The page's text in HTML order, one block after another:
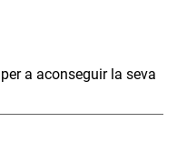
a aconseguir la seva